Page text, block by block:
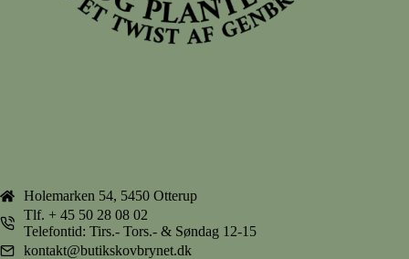
Holemarken 54, 5450 Otterup
Tlf. + 45 50 28 08 02
Telefontid: Tirs.- Tors.- & Søndag 12-15
kontakt@butikskovbrynet.dk